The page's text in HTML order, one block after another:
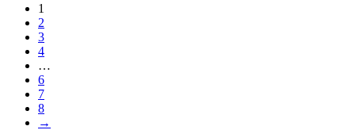
1
2
3
4
…
6
7
8
→